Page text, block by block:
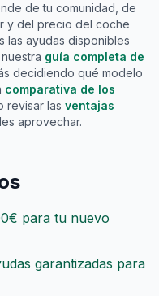
de tu comunidad, de
y del precio del coche
las ayudas disponibles
guía completa de
decidiendo qué modelo
comparativa de los
revisar las ventajas
aprovechar.
para tu nuevo
garantizadas para